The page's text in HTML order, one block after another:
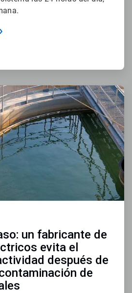
un fabricante de
evita el
después de
de